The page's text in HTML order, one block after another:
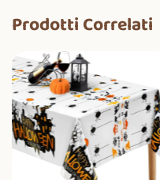
Prodotti Correlati